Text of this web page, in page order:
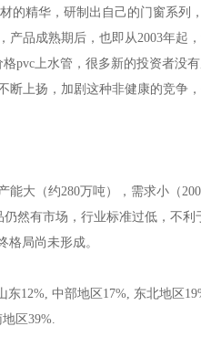
精华，研制出自己的门窗系列
品成熟期后，也即从2003年起
pvc上水管，很多新的投资者没
上扬，加剧这种非健康的竞争
大（约280万吨），需求小（
然有市场，行业标准过低，不
格局尚未形成。
中部地区17%, 东北地区
区39%.